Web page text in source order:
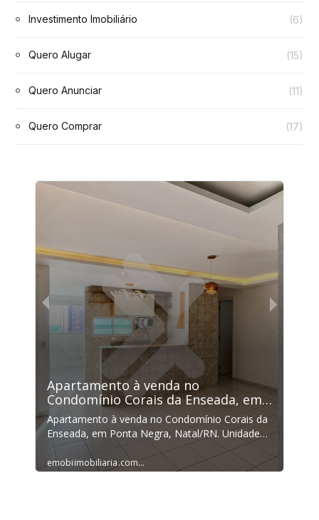
Investimento Imobiliário (6)
Quero Alugar (15)
Quero Anunciar (11)
Quero Comprar (17)